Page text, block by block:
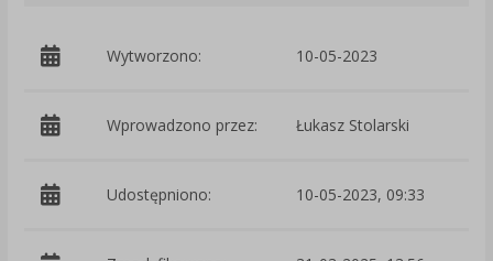
Wytworzono: 10-05-2023
Wprowadzono przez: Łukasz Stolarski
Udostępniono: 10-05-2023, 09:33